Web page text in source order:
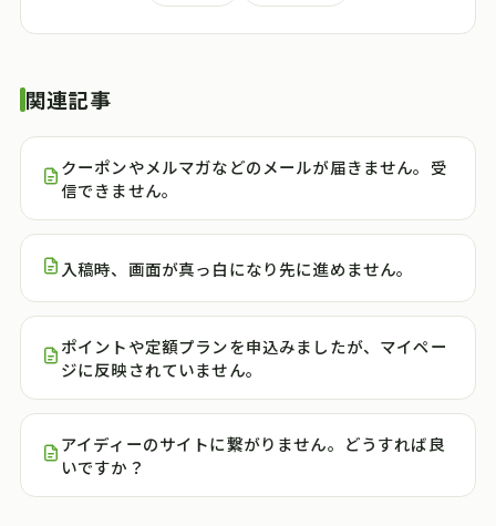
関連記事
クーポンやメルマガなどのメールが届きません。受
信できません。
入稿時、画面が真っ白になり先に進めません。
ポイントや定額プランを申込みましたが、マイペー
ジに反映されていません。
アイディーのサイトに繋がりません。どうすれば良
いですか？